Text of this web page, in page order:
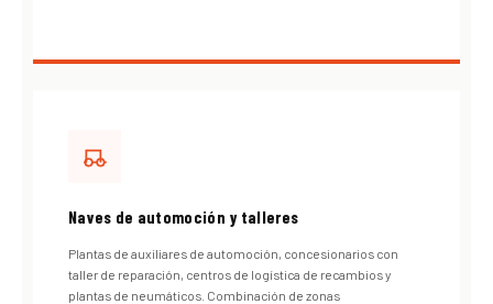
Naves de automoción y talleres
Plantas de auxiliares de automoción, concesionarios con
taller de reparación, centros de logística de recambios y
plantas de neumáticos. Combinación de zonas